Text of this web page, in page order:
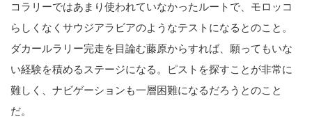
コラリーではあまり使われていなかったルートで、モロッコ
らしくなくサウジアラビアのようなテストになるとのこと。
ダカールラリー完走を目論む藤原からすれば、願ってもいな
い経験を積めるステージになる。ピストを探すことが非常に
難しく、ナビゲーションも一層困難になるだろうとのこと
だ。